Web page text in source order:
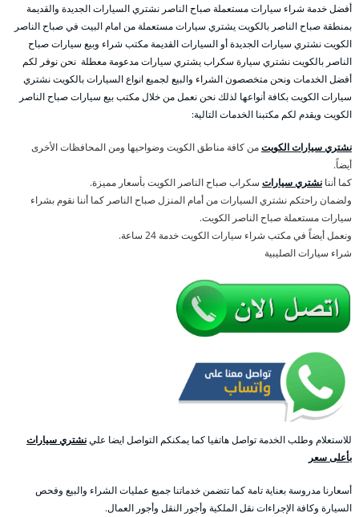
أفضل خدمة شراء سيارات مستعملة صباح الناصر نشتري السيارات الجديدة والقديمة
بمنطقة صباح الناصر بالكويت يشتري سيارات مستعملة من امام البيت في صباح الناصر
الكويت نشتري سيارات الجديدة أو السيارات القديمة مكتب شراء وبيع سيارات صباح
الناصر بالكويت نشتري سيارة سكراب يشتري سيارات مدعومة معطلة نحن نوفر لكم
أفضل الخدمات ونحن متخصصون الشراء والبيع لجميع انواع السيارات بالكويت نشتري
سيارات الكويت بكافة أنواعها لذلك نحن نعمل من خلال مكتب بيع سيارات صباح الناصر
الكويت ويقدم لكم مكتبنا الخدمات التالية:
نشتري سيارات الكويتمن كافة مناطق الكويت وضواحيها ومن المحافظات الأخرى
أيضاً.
كما أننا نشتري سيارات سكراب صباح الناصر الكويت بأسعار مميزة.
ولضمان راحتكم نشتري السيارات من أمام المنزل صباح الناصر كما أننا نقوم بشراء
سيارات مستعملة صباح الناصر الكويت.
ونعمل أيضاً في مكتب شراء سيارات الكويت خدمة 24 ساعة.
شراء سيارات الصليبية
للاستعلام وطلب الخدمة تواصل هاتفيا كما يمكنكم التواصل ايضا علينشتري سيارات
بأعلى سعر
أسعارنا مدروسة بعناية تامة كما تتضمن خدماتنا جميع عمليات الشراء والبيع وفحص
السيارة وكافة الإجراءات نقل الملكية وأجور النقل وأجور العمال.